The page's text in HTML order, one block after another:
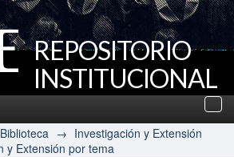
REPOSITORIO
INSTITUCIONAL
Biblioteca → Investigación y Extensión
y Extensión por tema